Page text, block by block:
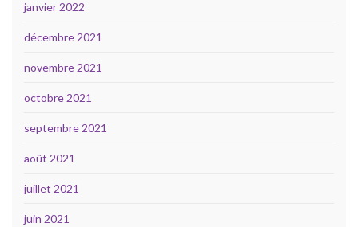
janvier 2022
décembre 2021
novembre 2021
octobre 2021
septembre 2021
août 2021
juillet 2021
juin 2021